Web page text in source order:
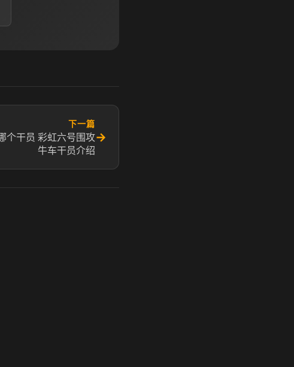
下一篇
个干员 彩虹六号围攻
牛车干员介绍
→